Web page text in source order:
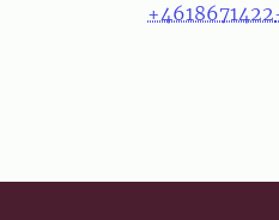
+4618671422